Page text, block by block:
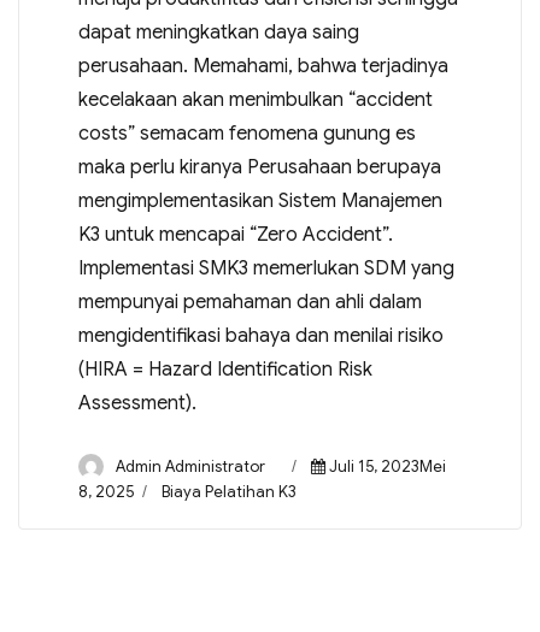
dapat meningkatkan daya saing
perusahaan. Memahami, bahwa terjadinya
kecelakaan akan menimbulkan “accident
costs” semacam fenomena gunung es
maka perlu kiranya Perusahaan berupaya
mengimplementasikan Sistem Manajemen
K3 untuk mencapai “Zero Accident”.
Implementasi SMK3 memerlukan SDM yang
mempunyai pemahaman dan ahli dalam
mengidentifikasi bahaya dan menilai risiko
(HIRA = Hazard Identification Risk
Assessment).
Admin Administrator
Juli 15, 2023Mei
8, 2025
Biaya Pelatihan K3